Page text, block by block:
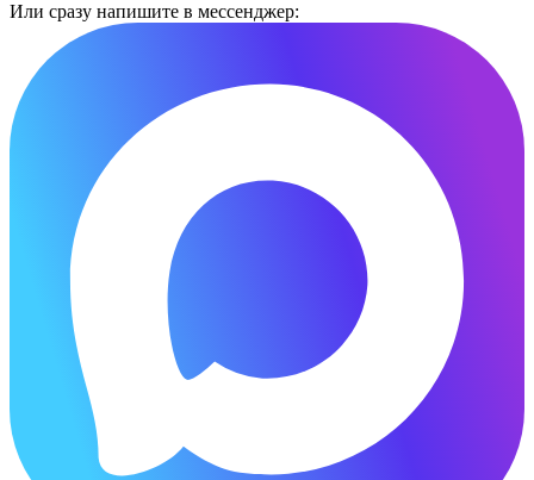
Или сразу напишите в мессенджер: